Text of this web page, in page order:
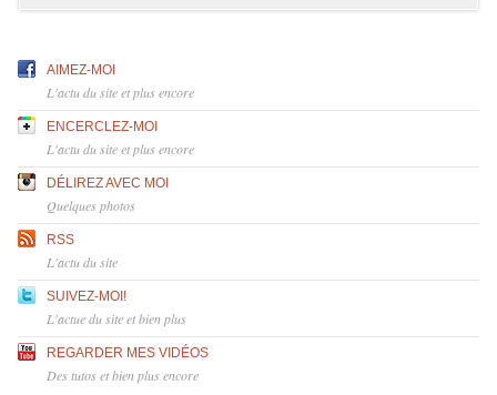
AIMEZ-MOI
L'actu du site et plus encore
ENCERCLEZ-MOI
L'actu du site et plus encore
DÉLIREZ AVEC MOI
Quelques photos
RSS
L'actu du site
SUIVEZ-MOI!
L'actue du site et bien plus
REGARDER MES VIDÉOS
Des tutos et bien plus encore